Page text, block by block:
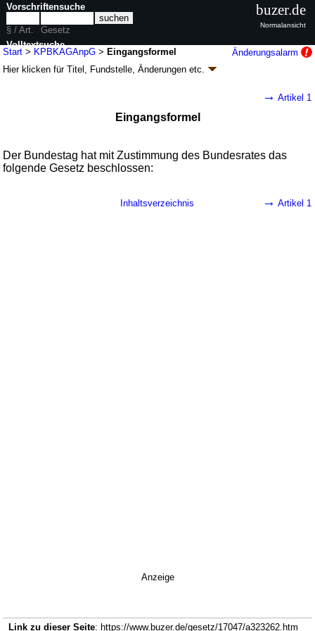
Start > KPBKAGAnpG >Eingangsformel
Änderungsalarm
Hier klicken fürTitel, Fundstelle, Änderungen etc.
Kontaktpersonen im Bundeskriminalamtgesetz
G. v. 17.07.2025BGBl. 2025 I Nr. 172; Geltung ab 24.07.2025
1 Änderung | Drucksachen / Entwurf / Begründung
→ Artikel 1
Eingangsformel
Der Bundestag hat mit Zustimmung des Bundesrates das
folgende Gesetz beschlossen:
Inhaltsverzeichnis → Artikel 1
Vorschriftensuche
§ / Art.
Gesetz
Volltextsuche
nur in KPBKAGAnpG
buzer.de
Normalansicht
Anzeige
Link zu dieser Seite: https://www.buzer.de/gesetz/17047/a323262.htm